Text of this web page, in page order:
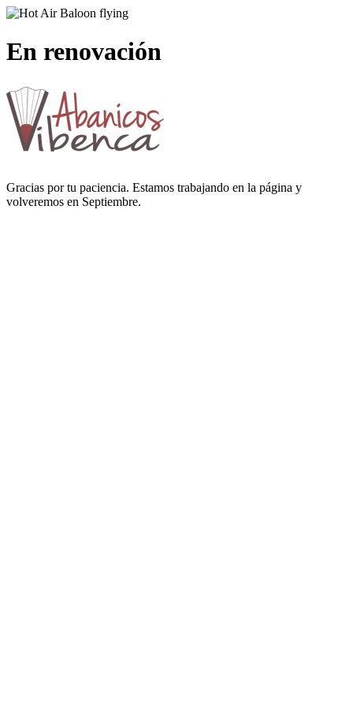
En renovación
Gracias por tu paciencia. Estamos trabajando en la página y
volveremos en Septiembre.